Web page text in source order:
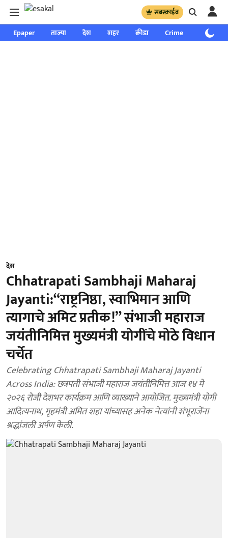
सबस्क्राईब
Epaper ताज्या देश शहर क्रीडा Crime साप्ताहिक
देश
Chhatrapati Sambhaji Maharaj
Jayanti:“राष्ट्रनिष्ठा, स्वाभिमान आणि
त्यागाचे अमिट प्रतीक!” संभाजी महाराज
जयंतीनिमित्त मुख्यमंत्री योगींचे मोठे विधान
चर्चेत
Celebrating Chhatrapati Sambhaji Maharaj Jayanti
Across India: छत्रपती संभाजी महाराज जयंतीनिमित्त आज १४ मे
२०२६ रोजी देशभर कार्यक्रम आणि व्याख्याने आयोजित. मुख्यमंत्री योगी
आदित्यनाथ, गृहमंत्री अमित शहा यांच्यासह अनेक नेत्यांनी शंभूराजेंना
श्रद्धांजली अर्पण केली.